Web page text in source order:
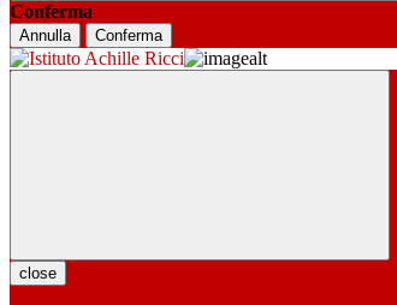
Conferma
Annulla Conferma
close